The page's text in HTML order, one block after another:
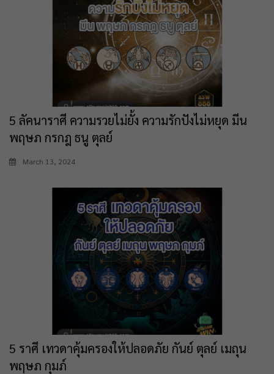
5 ลัคนาราศี ความรวยไม่ยั้ง ความรักปังไม่หยุด มีน
พฤษภ กรกฎ ธนู ตุลย์
March 13, 2024
5 ราศี เทวดาคุ้มครองให้ปลอดภัย กันย์ ตุลย์ เมถุน
พฤษภ กุมภ์